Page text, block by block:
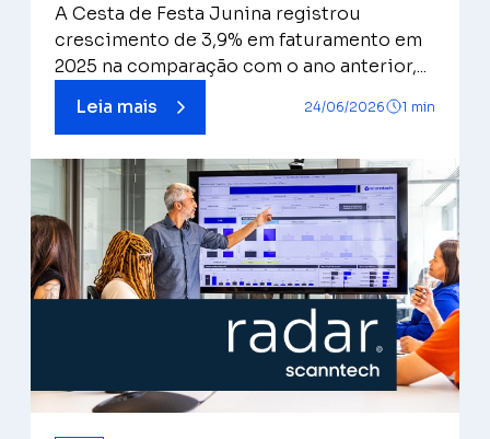
A Cesta de Festa Junina registrou
crescimento de 3,9% em faturamento em
2025 na comparação com o ano anterior,...
Leia mais
24/06/2026 1 min